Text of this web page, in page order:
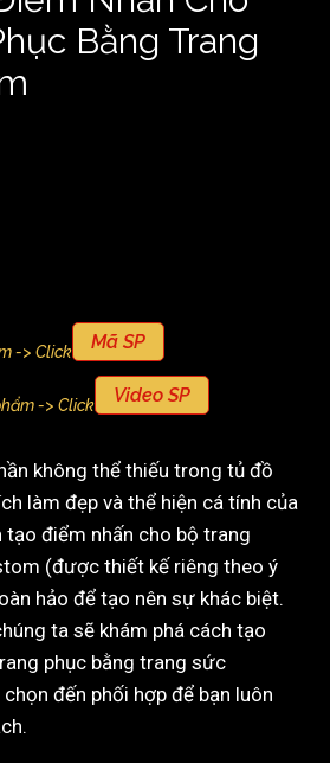
Bằng Trang
-> Click Mã SP
-> Click Video SP
không thể thiếu trong tủ đồ
làm đẹp và thể hiện cá tính của
tạo điểm nhấn cho bộ trang
(được thiết kế riêng theo ý
hảo để tạo nên sự khác biệt.
ta sẽ khám phá cách tạo
phục bằng trang sức
đến phối hợp để bạn luôn